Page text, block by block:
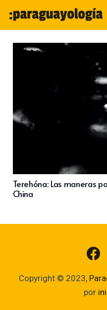
Terehóna: Las maneras
China
Copyright © 2023,
por